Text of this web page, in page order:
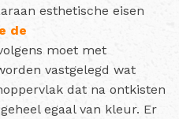
esthetische eisen
de
moet met
vastgelegd wat
dat na ontkisten
egaal van kleur. Er